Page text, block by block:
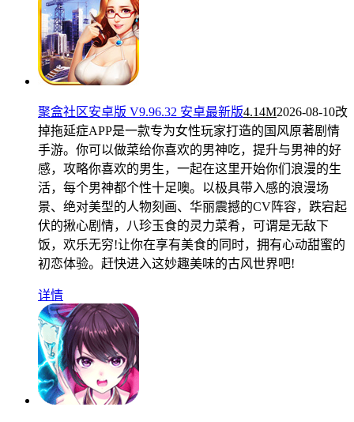
聚盒社区安卓版 V9.96.32 安卓最新版4.14M2026-08-10改
掉拖延症APP是一款专为女性玩家打造的国风原著剧情
手游。你可以做菜给你喜欢的男神吃，提升与男神的好
感，攻略你喜欢的男生，一起在这里开始你们浪漫的生
活，每个男神都个性十足噢。以极具带入感的浪漫场
景、绝对美型的人物刻画、华丽震撼的CV阵容，跌宕起
伏的揪心剧情，八珍玉食的灵力菜肴，可谓是无敌下
饭，欢乐无穷!让你在享有美食的同时，拥有心动甜蜜的
初恋体验。赶快进入这妙趣美味的古风世界吧!
详情